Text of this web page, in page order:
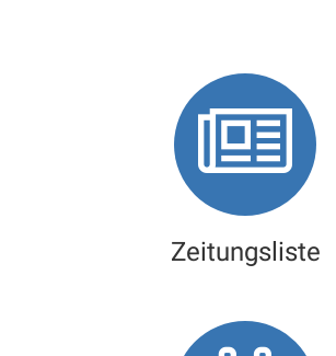
Zeitungsliste